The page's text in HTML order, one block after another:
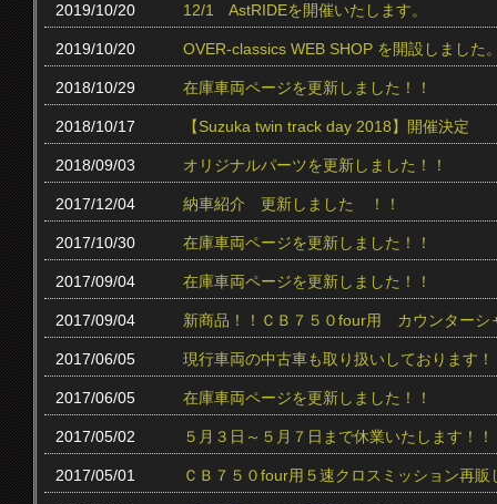
2019/10/20 12/1 AstRIDEを開催いたします。
2019/10/20 OVER-classics WEB SHOP を開設しました
2018/10/29 在庫車両ページを更新しました！！
2018/10/17 【Suzuka twin track day 2018】開催決定
2018/09/03 オリジナルパーツを更新しました！！
2017/12/04 納車紹介 更新しました ！！
2017/10/30 在庫車両ページを更新しました！！
2017/09/04 在庫車両ページを更新しました！！
2017/09/04 新商品！！ＣＢ７５０four用 カウンター
2017/06/05 現行車両の中古車も取り扱いしております！
2017/06/05 在庫車両ページを更新しました！！
2017/05/02 ５月３日～５月７日まで休業いたします！！
2017/05/01 ＣＢ７５０four用５速クロスミッション再販